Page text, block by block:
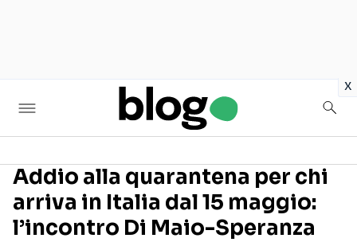
x
Seguici sui social
Addio alla quarantena per chi
arriva in Italia dal 15 maggio:
l’incontro Di Maio-Speranza